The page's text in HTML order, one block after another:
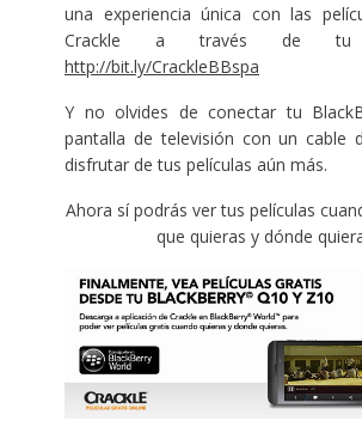
una experiencia única con las
Crackle a través de tu
http://bit.ly/CrackleBBspa
Y no olvides de conectar tu
pantalla de televisión con un cable
disfrutar de tus películas aún más.
Ahora sí podrás ver tus películas
que quieras y dónde